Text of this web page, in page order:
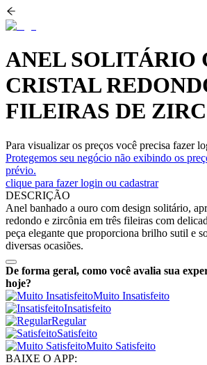
ANEL SOLITÁRIO
CRISTAL
FILEIRAS DE
Para visualizar os preços você precisa fazer
Protegemos seu negócio não exibindo os
prévio.
clique para fazer login ou cadastrar
DESCRIÇÃO
Anel banhado a ouro com design solitário,
redondo e zircônia em três fileiras com
peça elegante que proporciona brilho sutil e
diversas ocasiões.
De forma geral, como você avalia sua
hoje?
Muito Insatisfeito
Insatisfeito
Regular
Satisfeito
Muito Satisfeito
BAIXE O APP: